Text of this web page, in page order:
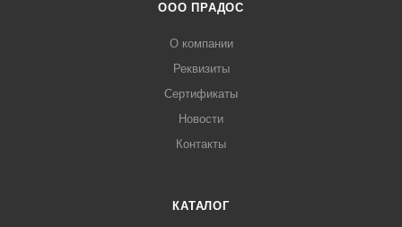
ООО ПРАДОС
О компании
Реквизиты
Сертификаты
Новости
Контакты
КАТАЛОГ